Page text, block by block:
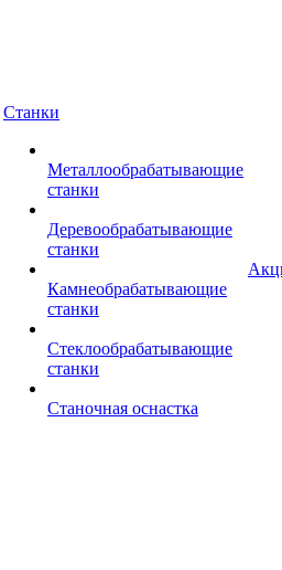
Станки
Металлообрабатывающие
станки
Деревообрабатывающие
станки
Камнеобрабатывающие
станки
Стеклообрабатывающие
станки
Станочная оснастка